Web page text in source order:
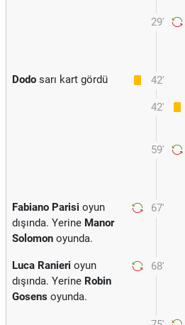
29'
42'
Dodo sarı kart gördü
42'
59'
67'
Fabiano Parisi oyun
dışında. Yerine Manor
Solomon oyunda.
68'
Luca Ranieri oyun
dışında. Yerine Robin
Gosens oyunda.